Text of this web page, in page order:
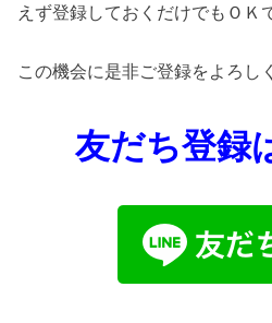
えず登録しておくだけでもＯＫ
この機会に是非ご登録をよろし
友だち登録